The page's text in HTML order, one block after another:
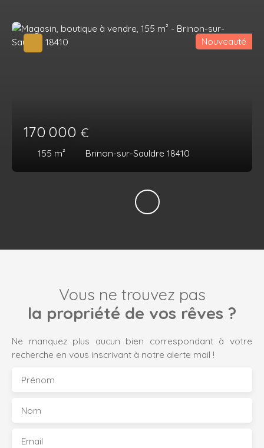
170 000 €
155 m² Brinon-sur-Sauldre 18410
Nouveauté
Vous ne trouvez pas
la propriété de vos rêves ?
Ne manquez plus aucun bien correspondant à votre
recherche en vous inscrivant à notre alerte mail !
Prénom
Nom
Email